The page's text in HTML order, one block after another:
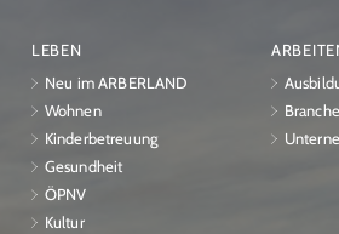
LEBEN
Neu im ARBERLAND
Wohnen
Kinderbetreuung
Gesundheit
ÖPNV
Kultur